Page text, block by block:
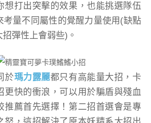
想打出突擊的效果，也能挑選隊伍
考量不同屬性的覺醒力量使用(缺點
彈性上會弱些)。
於瑪力露麗都只有高能量大招，卡
更快的衝浪，可以用於騙盾與殘血
推薦首先選擇！第二招首選會是專